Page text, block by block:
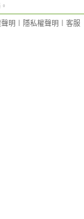
明 隱私權聲明 客服